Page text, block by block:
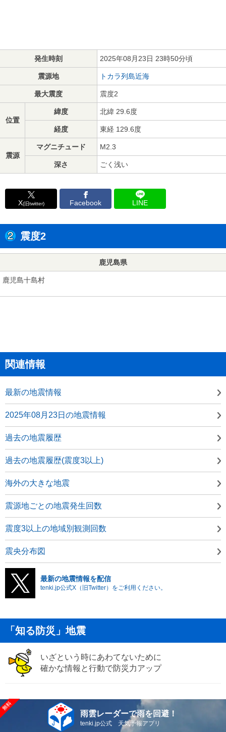
発生時刻 2025年08月23日 23時50分頃
震源地 トカラ列島近海
最大震度 震度2
位置
緯度 北緯 29.6度
経度 東経 129.6度
震源
マグニチュード M2.3
深さ ごく浅い
X(旧twitter) Facebook LINE
震度2
鹿児島県
鹿児島十島村
関連情報
最新の地震情報
2025年08月23日の地震情報
過去の地震履歴
過去の地震履歴(震度3以上)
海外の大きな地震
震源地ごとの地震発生回数
震度3以上の地域別観測回数
震央分布図
最新の地震情報を配信
tenki.jp公式X（旧Twitter）をご利用ください。
「知る防災」地震
いざという時にあわてないために
確かな情報と行動で防災力アップ
雨雲レーダーで雨を回避！
tenki.jp公式 天気予報アプリ